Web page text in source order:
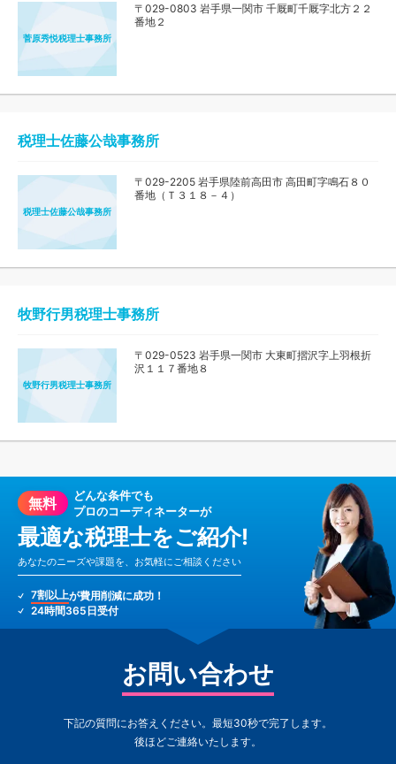
菅原秀悦税理士事務所
〒029-0803 岩手県一関市 千厩町千厩字北方２２
番地２
税理士佐藤公哉事務所
税理士佐藤公哉事務所
〒029-2205 岩手県陸前高田市 高田町字鳴石８０
番地（Ｔ３１８－４）
牧野行男税理士事務所
牧野行男税理士事務所
〒029-0523 岩手県一関市 大東町摺沢字上羽根折
沢１１７番地８
無料
どんな条件でも
プロのコーディネーターが
最適な税理士をご紹介!
あなたのニーズや課題を、お気軽にご相談ください
7割以上が費用削減に成功！
24時間365日受付
お問い合わせ
下記の質問にお答えください。最短30秒で完了します。
後ほどご連絡いたします。